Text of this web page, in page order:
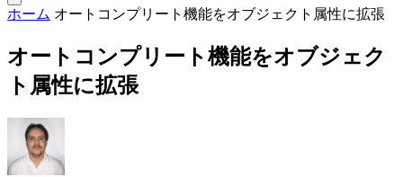
ホーム オートコンプリート機能をオブジェクト属性に拡張
オートコンプリート機能をオブジェク
ト属性に拡張